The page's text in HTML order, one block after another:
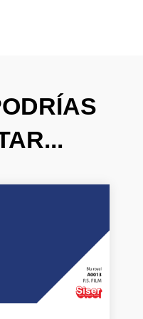
20,39 €.12,23 €.